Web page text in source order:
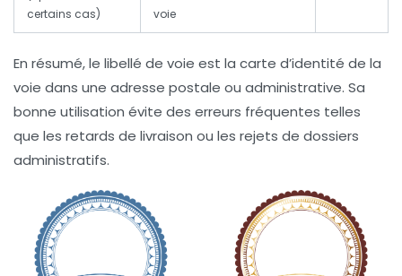
certains cas)
voie
En résumé, le libellé de voie est la carte d’identité de la
voie dans une adresse postale ou administrative. Sa
bonne utilisation évite des erreurs fréquentes telles
que les retards de livraison ou les rejets de dossiers
administratifs.